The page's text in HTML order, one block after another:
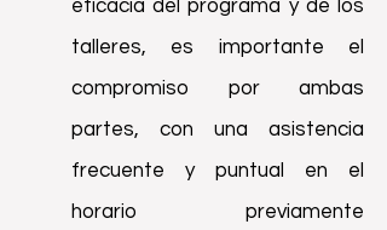
eficacia del programa y de los
talleres, es importante el
compromiso por ambas
partes, con una asistencia
frecuente y puntual en el
horario previamente